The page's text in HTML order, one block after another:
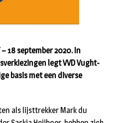
– 18 september 2020. In
legt VVD Vught-
basis met een diverse
als lijsttrekker Mark du